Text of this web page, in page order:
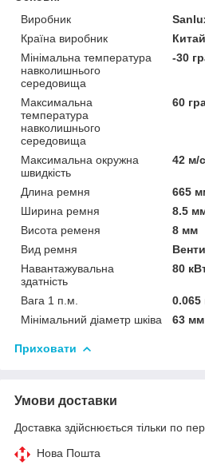
Виробник
Країна виробник
Китай
Мінімальна температура
навколишнього
середовища
-30
Максимальна
температура
навколишнього
середовища
60
Максимальна окружна
швидкість
42 м/
Длина ремня
665
Ширина ремня
8.5
Висота ременя
8 мм
Вид ремня
Навантажувальна
здатність
80
Вага 1 п.м.
0.065
Мінімальний діаметр шківа
63 мм
Приховати
Умови доставки
Доставка здійснюється тільки по
Нова Пошта